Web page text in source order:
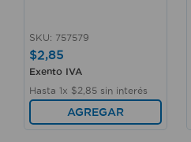
SKU: 757579
$2,85
Exento IVA
Hasta 1x $2 85 sin interés
AGREGAR